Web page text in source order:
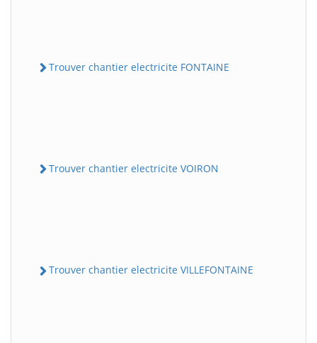
Trouver chantier electricite FONTAINE
Trouver chantier electricite VOIRON
Trouver chantier electricite VILLEFONTAINE